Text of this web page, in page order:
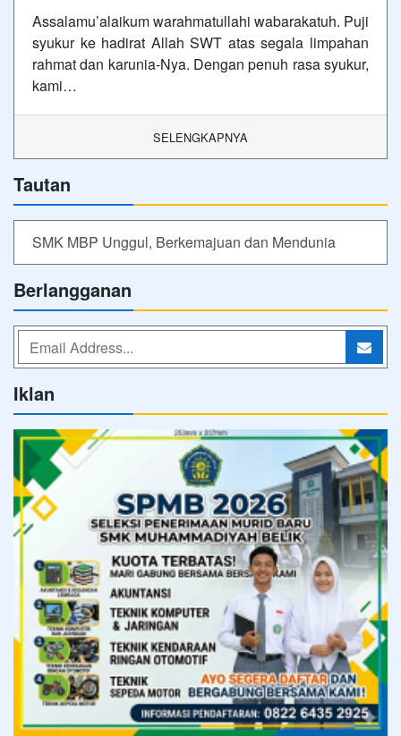
Assalamu’alaikum warahmatullahi wabarakatuh. Puji
syukur ke hadirat Allah SWT atas segala limpahan
rahmat dan karunia-Nya. Dengan penuh rasa syukur,
kami…
SELENGKAPNYA
Tautan
SMK MBP Unggul, Berkemajuan dan Mendunia
Berlangganan
Iklan